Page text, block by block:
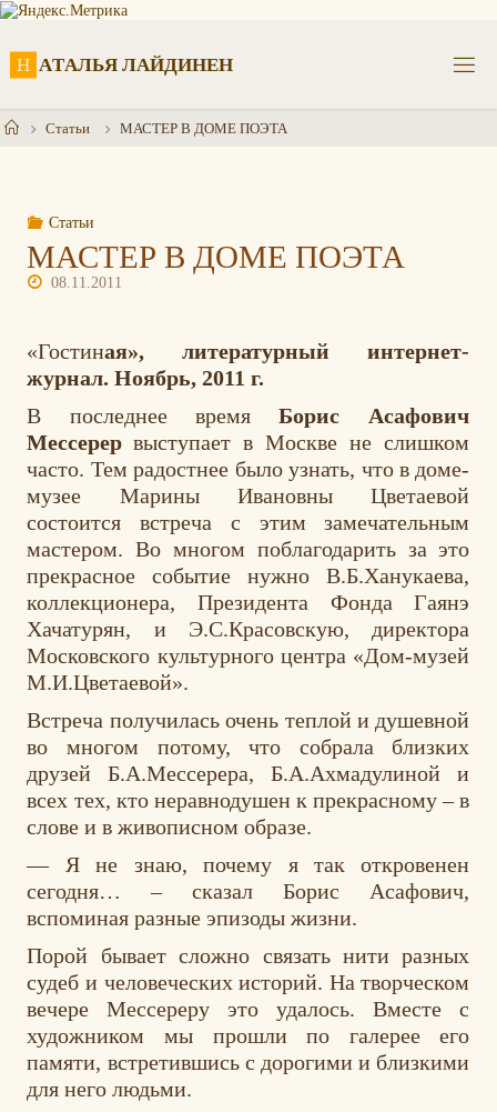
Перейти
Н АТАЛЬЯ ЛАЙДИНЕН
ГлавнаяСтатьи МАСТЕР В ДОМЕ ПОЭТА
Статьи
МАСТЕР В ДОМЕ ПОЭТА
08.11.2011
«Гостиная», литературный интернет-
журнал. Ноябрь, 2011 г.
В последнее времяБорис Асафович
Мессерервыступает в Москве не слишком
часто. Тем радостнее было узнать, что в доме-
музее Марины Ивановны Цветаевой
состоится встреча с этим замечательным
мастером. Во многом поблагодарить за это
прекрасное событие нужно В.Б.Ханукаева,
коллекционера, Президента Фонда Гаянэ
Хачатурян, и Э.С.Красовскую, директора
Московского культурного центра «Дом-музей
М.И.Цветаевой».
Встреча получилась очень теплой и душевной
во многом потому, что собрала близких
друзей Б.А.Мессерера, Б.А.Ахмадулиной и
всех тех, кто неравнодушен к прекрасному – в
слове и в живописном образе.
— Я не знаю, почему я так откровенен
сегодня… – сказал Борис Асафович,
вспоминая разные эпизоды жизни.
Порой бывает сложно связать нити разных
судеб и человеческих историй. На творческом
вечере Мессереру это удалось. Вместе с
художником мы прошли по галерее его
памяти, встретившись с дорогими и близкими
для него людьми.